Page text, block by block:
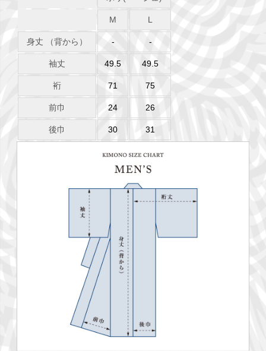
M L
身丈 （背から） - -
袖丈 49.5 49.5
裄 71 75
前巾 24 26
後巾 30 31